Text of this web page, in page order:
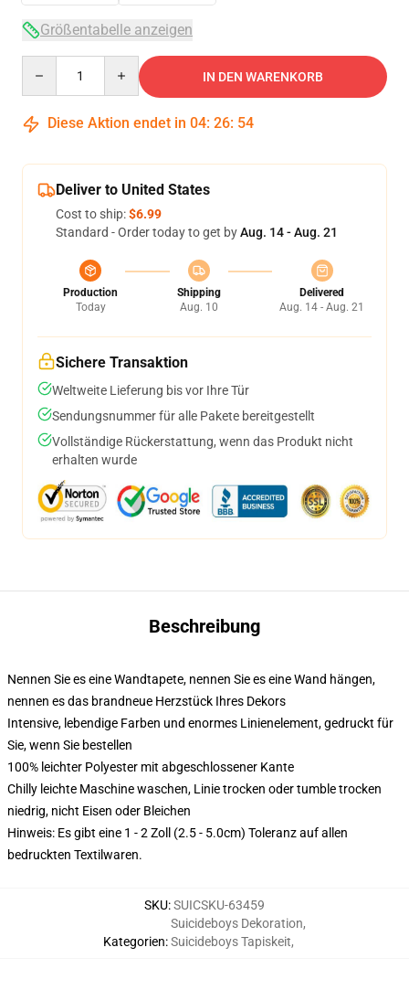
Größentabelle anzeigen
IN DEN WARENKORB
Diese Aktion endet in 04: 26: 54
Deliver to United States
Cost to ship:$6.99
Standard - Order today to get byAug. 14 - Aug. 21
Production
Today
Shipping
Aug. 10
Delivered
Aug. 14 - Aug. 21
Sichere Transaktion
Weltweite Lieferung bis vor Ihre Tür
Sendungsnummer für alle Pakete bereitgestellt
Vollständige Rückerstattung, wenn das Produkt nicht
erhalten wurde
Beschreibung
Nennen Sie es eine Wandtapete, nennen Sie es eine Wand hängen,
nennen es das brandneue Herzstück Ihres Dekors
Intensive, lebendige Farben und enormes Linienelement, gedruckt für
Sie, wenn Sie bestellen
100% leichter Polyester mit abgeschlossener Kante
Chilly leichte Maschine waschen, Linie trocken oder tumble trocken
niedrig, nicht Eisen oder Bleichen
Hinweis: Es gibt eine 1 - 2 Zoll (2.5 - 5.0cm) Toleranz auf allen
bedruckten Textilwaren.
SKU:SUICSKU-63459
Kategorien:
Suicideboys Dekoration,
Suicideboys Tapiskeit,